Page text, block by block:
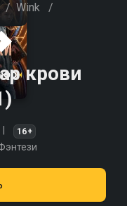
/ Wink /
крови
16+